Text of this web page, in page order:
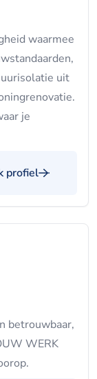
waarmee
uit
je
profiel
betrouwbaar,
WERK